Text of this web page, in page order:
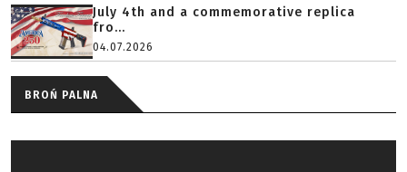
July 4th and a commemorative replica
fro...
04.07.2026
BROŃ PALNA